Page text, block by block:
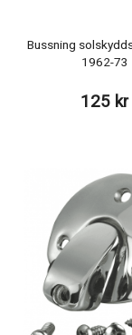
Bussning
1962-73
125 kr